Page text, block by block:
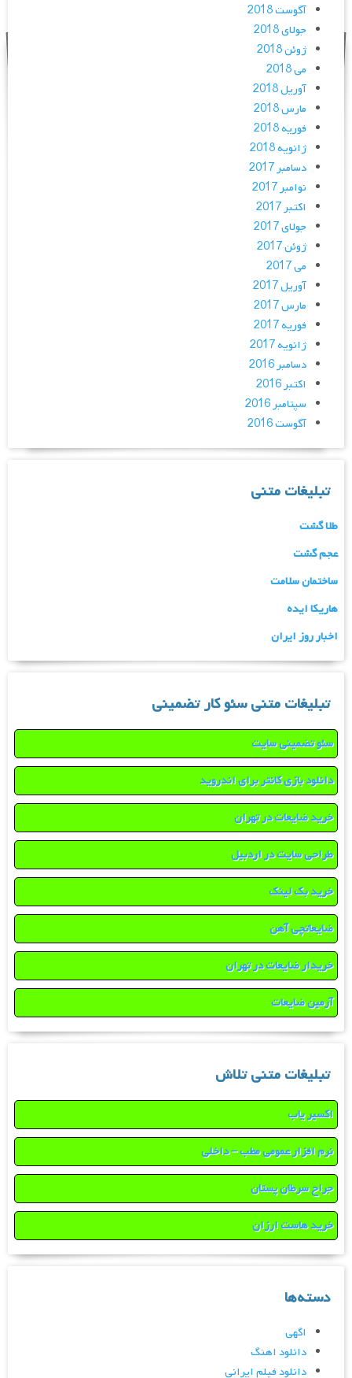
آگوست 2018
جولای 2018
ژوئن 2018
می 2018
آوریل 2018
مارس 2018
فوریه 2018
ژانویه 2018
دسامبر 2017
نوامبر 2017
اکتبر 2017
جولای 2017
ژوئن 2017
می 2017
آوریل 2017
مارس 2017
فوریه 2017
ژانویه 2017
دسامبر 2016
اکتبر 2016
سپتامبر 2016
آگوست 2016
تبلیغات متنی
طلا گشت
عجم گشت
ساختمان سلامت
هاریکا ایده
اخبار روز ایران
تبلیغات متنی سئو کار تضمینی
سئو تضمینی سایت
دانلود بازی کانتر برای اندروید
خرید ضایعات در تهران
طراحی سایت در اردبیل
خرید بک لینک
ضایعاتچی آهن
خریدار ضایعات در تهران
آرمین ضایعات
تبلیغات متنی تلاش
اکسیر یاب
نرم افزار عمومی مطب – داخلی
جراح سرطان پستان
خرید هاست ارزان
دسته‌ها
اگهی
دانلود اهنگ
دانلود فیلم ایرانی